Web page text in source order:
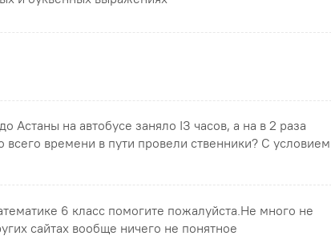
Астаны на автобусе заняло ІЗ часов, а на в 2 раза
всего времени в пути провели ственники? С условием
6 класс помогите пожалуйста.Не много не
сайтах вообще ничего не понятное